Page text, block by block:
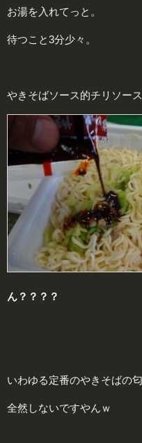
お湯を入れてっと。
待つこと3分少々。
やきそばソース的チリソー
ん？？？？
いわゆる定番のやきそばの
全然しないですやんｗ